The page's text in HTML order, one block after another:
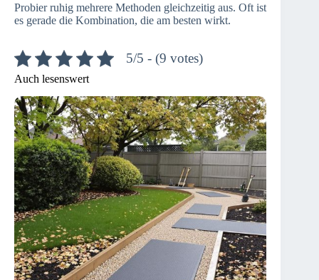
Probier ruhig mehrere Methoden gleichzeitig aus. Oft ist
es gerade die Kombination, die am besten wirkt.
5/5 - (9 votes)
Auch lesenswert